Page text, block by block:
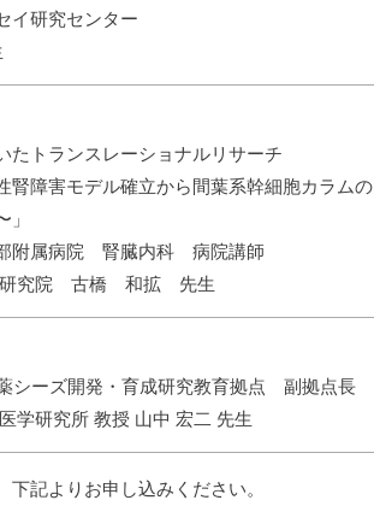
イ研究センター
たトランスレーショナルリサーチ
腎障害モデル確立から間葉系幹細胞カラムの
附属病院 腎臓内科 病院講師
研究院 古橋 和拡 先生
シーズ開発・育成研究教育拠点 副拠点長
学研究所 教授 山中 宏二 先生
下記よりお申し込みください。